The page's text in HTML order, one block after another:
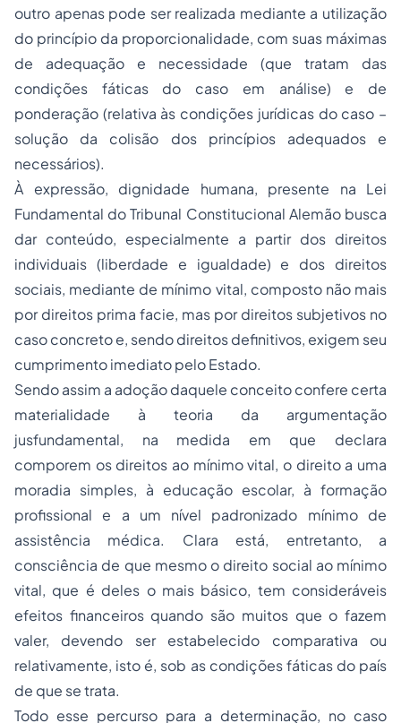
outro apenas pode ser realizada mediante a utilização
do princípio da proporcionalidade, com suas máximas
de adequação e necessidade (que tratam das
condições fáticas do caso em análise) e de
ponderação (relativa às condições jurídicas do caso –
solução da colisão dos princípios adequados e
necessários).
À expressão, dignidade humana, presente na Lei
Fundamental do Tribunal Constitucional Alemão busca
dar conteúdo, especialmente a partir dos direitos
individuais (liberdade e igualdade) e dos direitos
sociais, mediante de mínimo vital, composto não mais
por direitos prima facie, mas por direitos subjetivos no
caso concreto e, sendo direitos definitivos, exigem seu
cumprimento imediato pelo Estado.
Sendo assim a adoçãodaquele conceito confere certa
materialidade à teoria da argumentação
jusfundamental, na medida em que declara
comporem os direitos ao mínimo vital, o direito a uma
moradia simples, à educação escolar, à formação
profissional e a um nível padronizado mínimo de
assistência médica. Clara está, entretanto, a
consciência de que mesmo o direito social ao mínimo
vital, que é deles o mais básico, tem consideráveis
efeitos financeiros quando são muitos que o fazem
valer, devendo ser estabelecido comparativa ou
relativamente, isto é, sob as condições fáticas do país
de que se trata.
Todo esse percurso para a determinação, no caso